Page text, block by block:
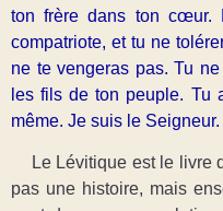
ton frère dans ton cœur.
compatriote, et tu ne
ne te vengeras pas. Tu
les fils de ton peuple. Tu
même. Je suis le Seigneur.
Le Lévitique est le livre
pas une histoire, mais